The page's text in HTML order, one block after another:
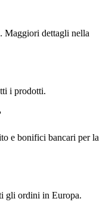
Maggiori dettagli nella
i prodotti.
e bonifici bancari per la
gli ordini in Europa.